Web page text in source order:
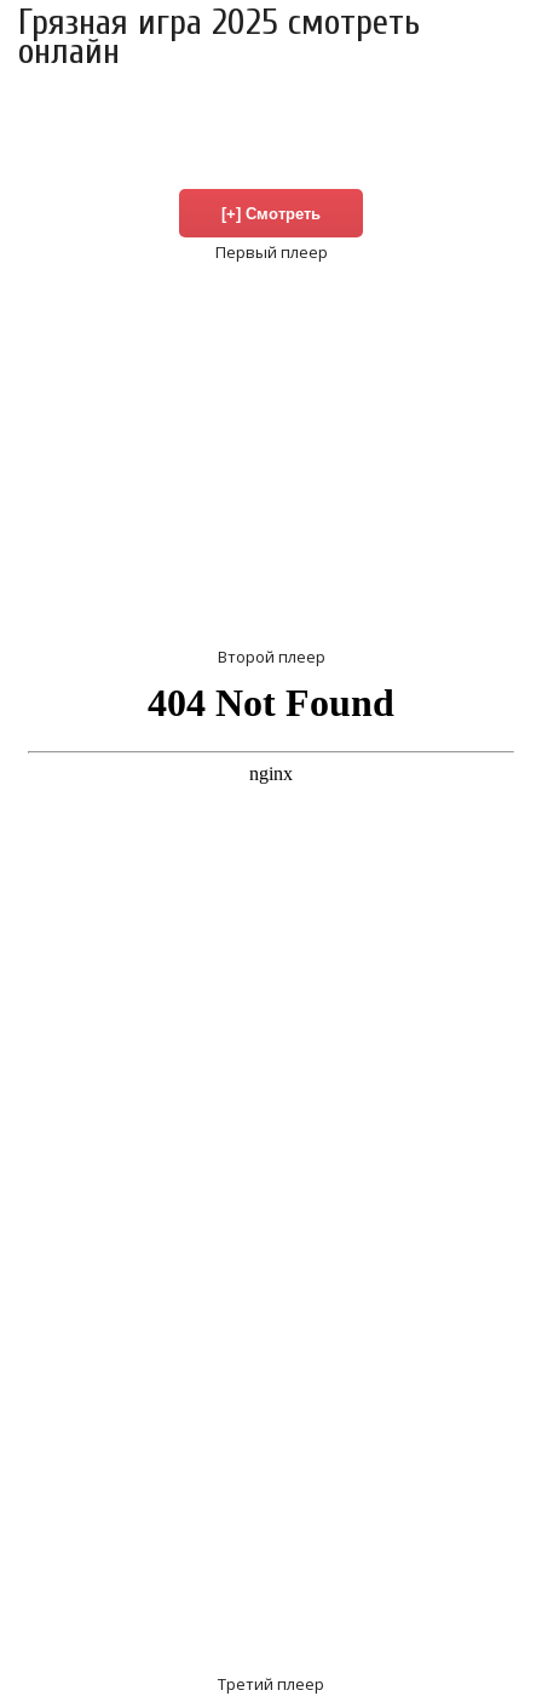
Грязная игра 2025 смотреть
онлайн
Первый плеер
Второй плеер
Третий плеер